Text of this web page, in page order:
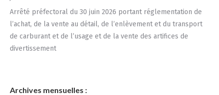
Arrêté préfectoral du 30 juin 2026 portant réglementation de
l’achat, de la vente au détail, de l’enlèvement et du transport
de carburant et de l’usage et de la vente des artifices de
divertissement
Archives mensuelles :